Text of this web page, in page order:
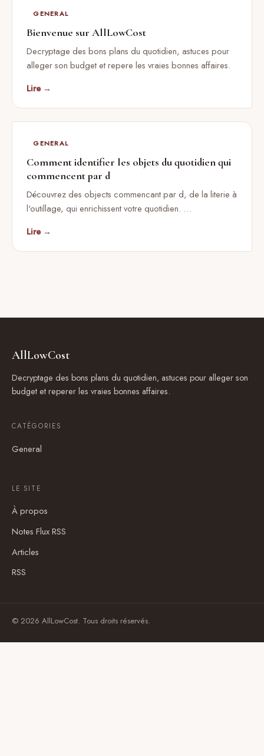
GENERAL
Bienvenue sur AllLowCost
Decryptage des bons plans du quotidien, astuces pour
alleger son budget et repere les vraies bonnes affaires.
Lire →
GENERAL
Comment identifier les objets du quotidien qui
commencent par d
Découvrez des objects commencant par d, de la literie à
l'outillage, qui enrichissent votre quotidien. …
Lire →
AllLowCost
Decryptage des bons plans du quotidien, astuces pour alleger son
budget et reperer les vraies bonnes affaires.
CATÉGORIES
General
LE SITE
À propos
Notes Flux RSS
Articles
RSS
© 2026 AllLowCost. Tous droits réservés.